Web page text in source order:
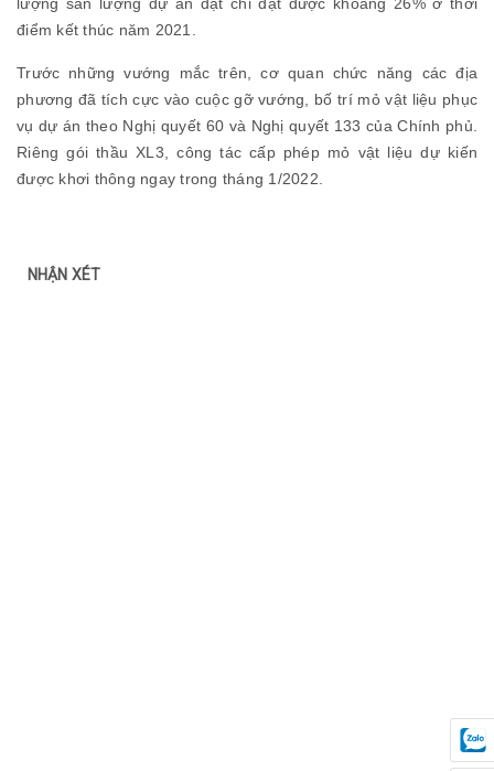
lượng sản lượng dự án đạt chỉ đạt được khoảng 26% ở thời
điểm kết thúc năm 2021.
Trước những vướng mắc trên, cơ quan chức năng các địa
phương đã tích cực vào cuộc gỡ vướng, bố trí mỏ vật liệu phục
vụ dự án theo Nghị quyết 60 và Nghị quyết 133 của Chính phủ.
Riêng gói thầu XL3, công tác cấp phép mỏ vật liệu dự kiến
được khơi thông ngay trong tháng 1/2022.
NHẬN XÉT